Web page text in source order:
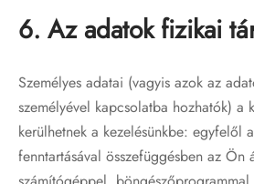
6. Az adatok fizikai
Személyes adatai (vagyis azok az
személyével kapcsolatba hozhatók) a
kerülhetnek a kezelésünkbe: egyfelől
fenntartásával összefüggésben az Ön